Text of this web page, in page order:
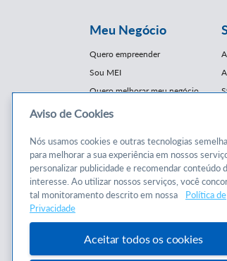
Meu Negócio
Quero empreender
Sou MEI
Quero melhorar meu negócio
Conteúdos
Cursos
Consultorias
Aviso de Cookies
Nós usamos cookies e outras tecnologias
para melhorar a sua experiência em nossos
personalizar publicidade e recomendar conteúdo
interesse. Ao utilizar nossos serviços, você
tal monitoramento descrito em nossa
Política de
Privacidade
Aceitar todos os cookies